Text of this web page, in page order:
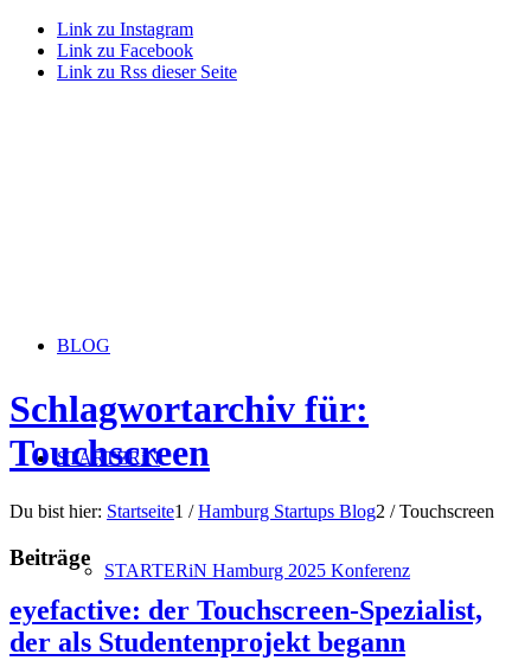
Link zu Instagram
Link zu Facebook
Link zu Rss dieser Seite
BLOG
STARTERiN
STARTERiN Hamburg 2025 Konferenz
Schlagwortarchiv für:
Touchscreen
Du bist hier: Startseite1 / Hamburg Startups Blog2 / Touchscreen
Beiträge
eyefactive: der Touchscreen-Spezialist,
der als Studentenprojekt begann